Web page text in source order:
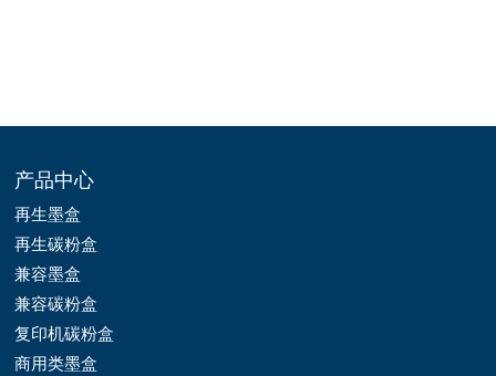
产品中心
再生墨盒
再生碳粉盒
兼容墨盒
兼容碳粉盒
复印机碳粉盒
商用类墨盒